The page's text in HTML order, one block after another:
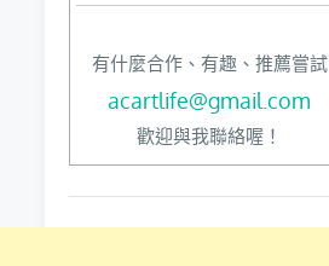
有什麼合作、有趣、推薦嘗試
acartlife@gmail.com
歡迎與我聯絡喔！